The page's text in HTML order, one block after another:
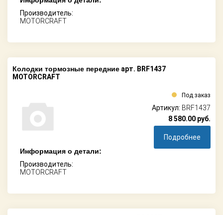
Производитель:
MOTORCRAFT
Колодки тормозные передние арт. BRF1437
MOTORCRAFT
Информация о детали:
Производитель:
MOTORCRAFT
Под заказ
Артикул: BRF1437
8 580.00 руб.
Подробнее